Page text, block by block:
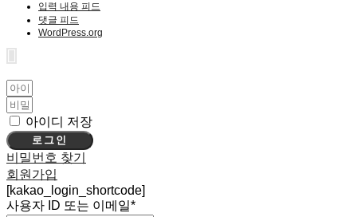
입력 내용 피드
댓글 피드
WordPress.org
아이디 저장
로그인
비밀번호 찾기
회원가입
[kakao_login_shortcode]
사용자 ID 또는 이메일*